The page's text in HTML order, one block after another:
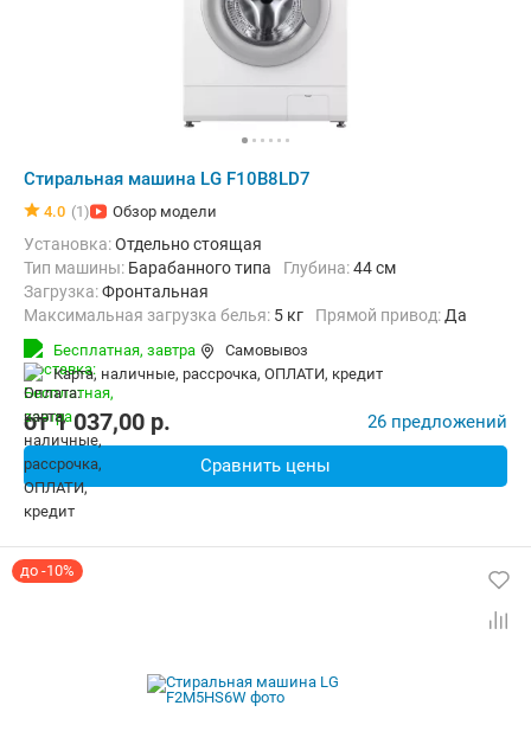
Стиральная машина LG F10B8LD7
4.0 (1) Обзор модели
Установка:Отдельно стоящая
Тип машины: Барабанного типа Глубина:44 см
загрузка:Фронтальная
Максимальная загрузка белья: 5 кг прямой привод: Да
Количество программ:
Дополнительные функции:
Безопасность:
Защита от детей, Контроль дисбаланса,
Ширина:60 см
Бесплатная, завтра
Самовывоз
карта, наличные, рассрочка, ОПЛАТИ, кредит
от1 037,00 p. 26 предложений
Сравнить цены
до -10%